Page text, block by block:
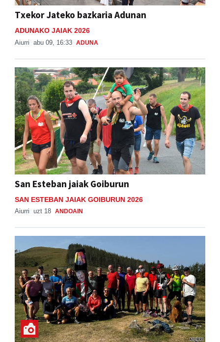
Txekor Jateko bazkaria Adunan
ADUNAKO JAIAK 2026
Aiurri abu 09, 16:33 ADUNA
San Esteban jaiak Goiburun
SAN ESTEBAN JAIAK GOIBURUN 2026
Aiurri uzt 18 ANDOAIN